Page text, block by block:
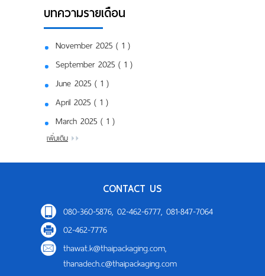
บทความรายเดือน
November 2025 ( 1 )
September 2025 ( 1 )
June 2025 ( 1 )
April 2025 ( 1 )
March 2025 ( 1 )
เพิ่มเติม
CONTACT US
080-360-5876, 02-462-6777, 081-847-7064
02-462-7776
thawat.k@thaipackaging.com,
thanadech.c@thaipackaging.com